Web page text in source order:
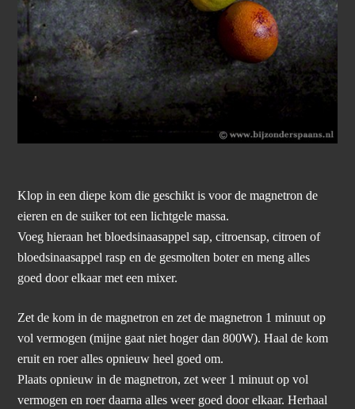
Klop in een diepe kom die geschikt is voor de magnetron de
eieren en de suiker tot een lichtgele massa.
Voeg hieraan het bloedsinaasappel sap, citroensap, citroen of
bloedsinaasappel rasp en de gesmolten boter en meng alles
goed door elkaar met een mixer.
Zet de kom in de magnetron en zet de magnetron 1 minuut op
vol vermogen (mijne gaat niet hoger dan 800W). Haal de kom
eruit en roer alles opnieuw heel goed om.
Plaats opnieuw in de magnetron, zet weer 1 minuut op vol
vermogen en roer daarna alles weer goed door elkaar. Herhaal